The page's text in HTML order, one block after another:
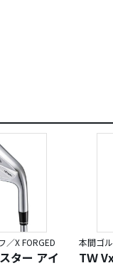
／X FORGED
ター アイ
本間ゴ
TＷ